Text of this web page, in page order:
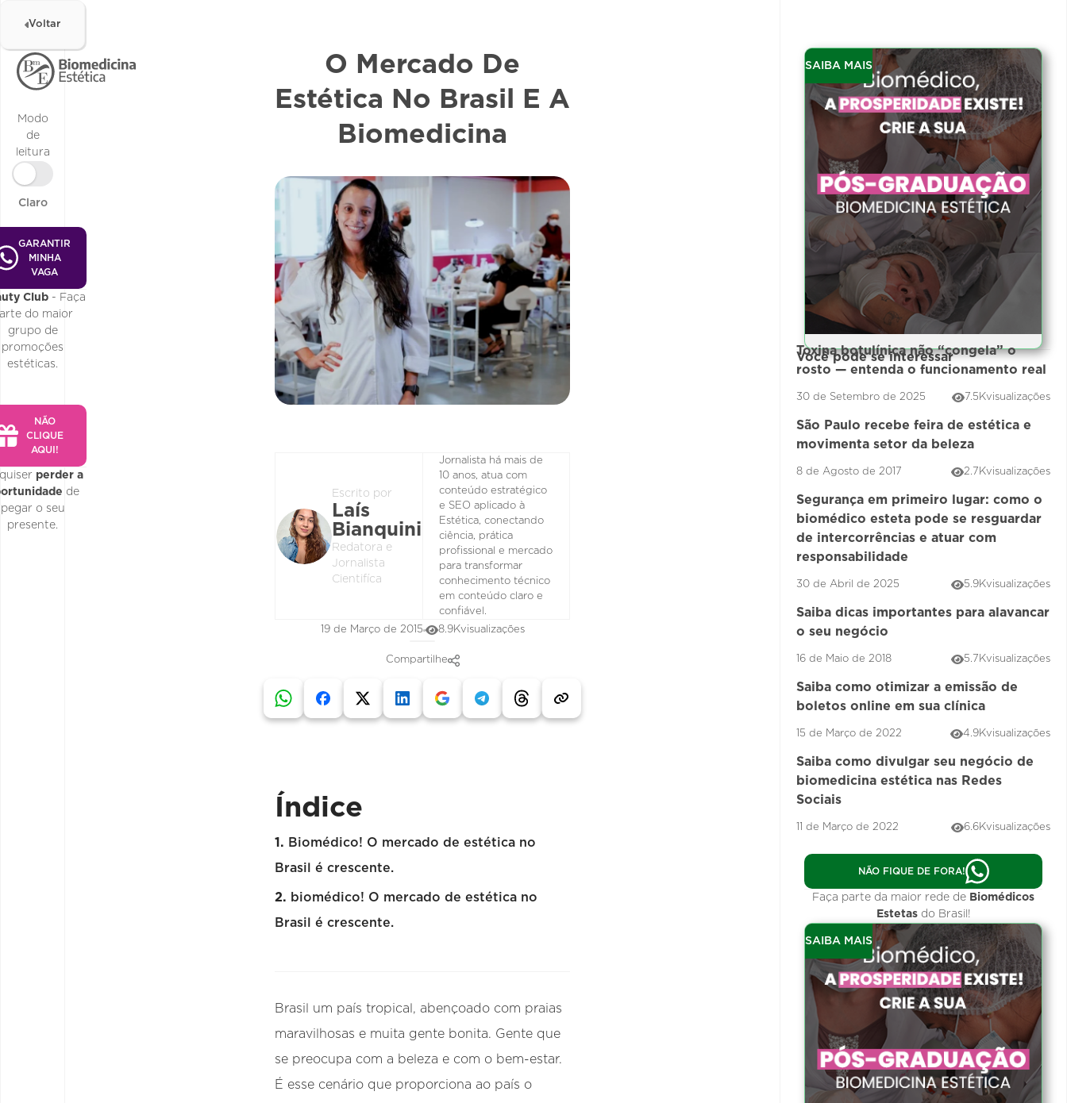
Voltar
Modo
de
leitura
Claro
GARANTIR
MINHA
VAGA
Club - Faça
do maior
grupo de
promoções
estéticas.
NÃO
CLIQUE
AQUI!
perder a
de
pegar o seu
presente.
O Mercado De
Estética No Brasil E A
Biomedicina
Escrito por
Laís
Bianquini
Redatora e
Jornalista
Cientifíca
Jornalista há mais de
10 anos, atua com
conteúdo estratégico
e SEO aplicado à
Estética, conectando
ciência, prática
profissional e mercado
para transformar
conhecimento técnico
em conteúdo claro e
confiável.
19 de Março de 2015
8.9Kvisualizações
Compartilhe
Índice
Biomédico! O mercado de estética no
Brasil é crescente.
biomédico! O mercado de estética no
Brasil é crescente.
Brasil um país tropical, abençoado com praias
maravilhosas e muita gente bonita. Gente que
se preocupa com a beleza e com o bem-estar.
É esse cenário que proporciona ao país o
SAIBA MAIS
Você pode se interessar
Toxina botulínica não “congela” o
rosto — entenda o funcionamento real
30 de Setembro de 2025 7.5Kvisualizações
São Paulo recebe feira de estética e
movimenta setor da beleza
8 de Agosto de 2017 2.7Kvisualizações
Segurança em primeiro lugar: como o
biomédico esteta pode se resguardar
de intercorrências e atuar com
responsabilidade
30 de Abril de 2025 5.9Kvisualizações
Saiba dicas importantes para alavancar
o seu negócio
16 de Maio de 2018 5.7Kvisualizações
Saiba como otimizar a emissão de
boletos online em sua clínica
15 de Março de 2022 4.9Kvisualizações
Saiba como divulgar seu negócio de
biomedicina estética nas Redes
Sociais
11 de Março de 2022 6.6Kvisualizações
NÃO FIQUE DE FORA!
Faça parte da maior rede de Biomédicos
Estetasdo Brasil!
SAIBA MAIS